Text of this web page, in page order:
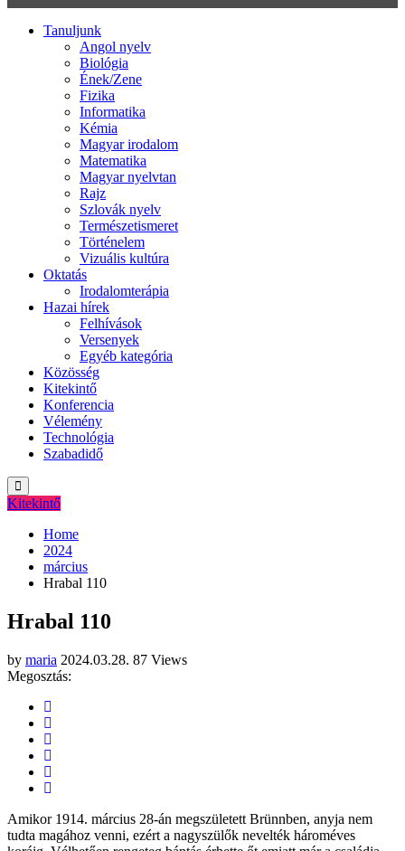
Tanuljunk
Angol nyelv
Biológia
Ének/Zene
Fizika
Informatika
Kémia
Magyar irodalom
Matematika
Magyar nyelvtan
Rajz
Szlovák nyelv
Természetismeret
Történelem
Vizuális kultúra
Oktatás
Irodalomterápia
Hazai hírek
Felhívások
Versenyek
Egyéb kategória
Közösség
Kitekintő
Konferencia
Vélemény
Technológia
Szabadidő
Kitekintő
Home
2024
március
Hrabal 110
Hrabal 110
by maria 2024.03.28. 87 Views
Megosztás:
Amikor 1914. március 28-án megszületett Brünnben, anyja nem
tudta magához venni, ezért a nagyszülők nevelték hároméves